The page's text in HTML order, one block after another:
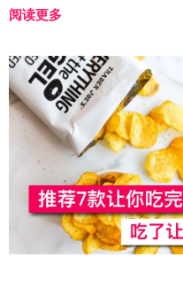
阅读更多